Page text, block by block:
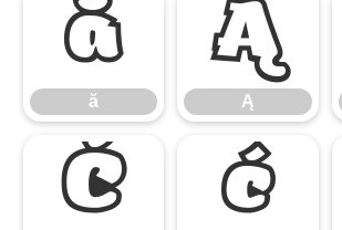
ă
ă
Ą
Ą
Ć ć